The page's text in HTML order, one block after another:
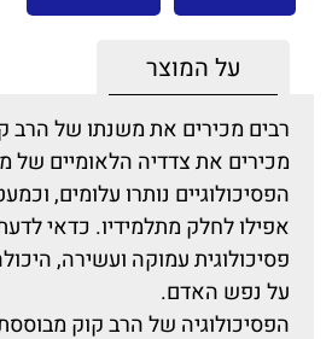
על המוצר
רבים מכירים את משנתו של הרב
מכירים את צדדיה הלאומיים של
הפסיכולוגיים נותרו עלומים,
אפילו לחלק מתלמידיו. כדאי
פסיכולוגית עמוקה ועשירה,
על נפש האדם.
הפסיכולוגיה של הרב קוק